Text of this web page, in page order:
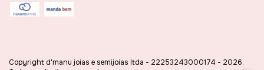
Copyright d'manu joias e semijoias ltda - 22253243000174 - 2026.